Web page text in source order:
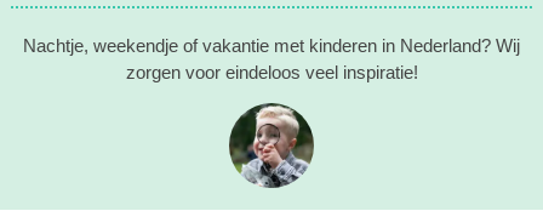
Nachtje, weekendje of vakantie met kinderen in Nederland? Wij
zorgen voor eindeloos veel inspiratie!